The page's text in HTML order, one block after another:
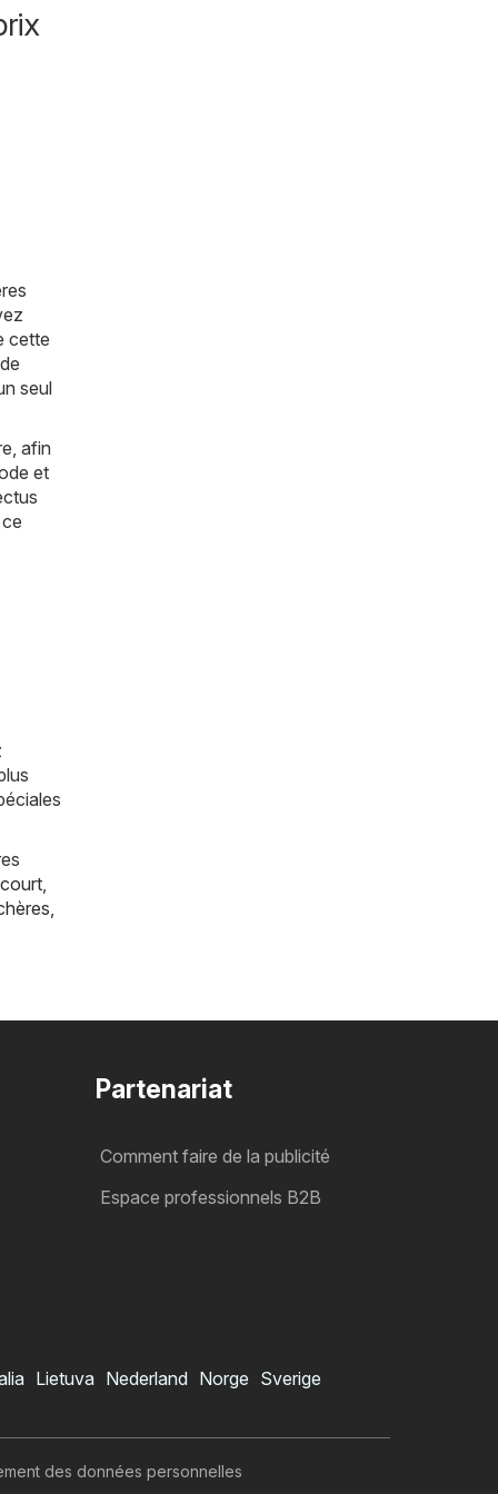
cette
seul
afin
et
Partenariat
Comment faire de la publicité
Espace professionnels B2B
Lietuva Nederland Norge Sverige
des données personnelles